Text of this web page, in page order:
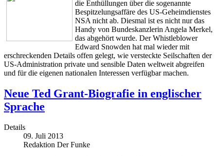
die Enthüllungen über die sogenannte
Bespitzelungsaffäre des US-Geheimdienstes
NSA nicht ab. Diesmal ist es nicht nur das
Handy von Bundeskanzlerin Angela Merkel,
das abgehört wurde. Der Whistleblower
Edward Snowden hat mal wieder mit
erschreckenden Details offen gelegt, wie versteckte Seilschaften der
US-Administration private und sensible Daten weltweit abgreifen
und für die eigenen nationalen Interessen verfügbar machen.
Neue Ted Grant-Biografie in englischer
Sprache
Details
09. Juli 2013
Redaktion Der Funke